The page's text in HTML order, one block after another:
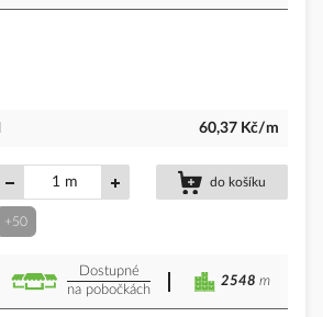
60,37 Kč/m
m do košíku
+50
Dostupné
na pobočkách
2548 m